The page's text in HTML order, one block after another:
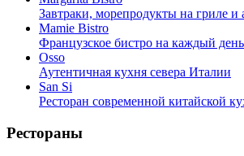
Завтраки, морепродукты на гриле и
Mamie Bistro
Французское бистро на каждый день
Osso
Аутентичная кухня севера Италии
San Si
Ресторан современной китайской
Рестораны